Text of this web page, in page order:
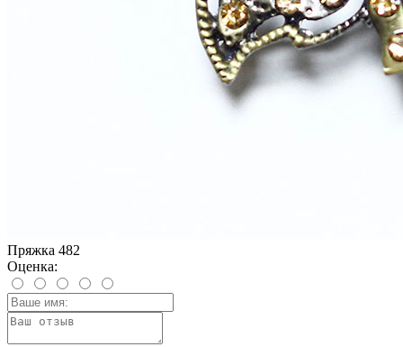
Пряжка 482
Оценка: